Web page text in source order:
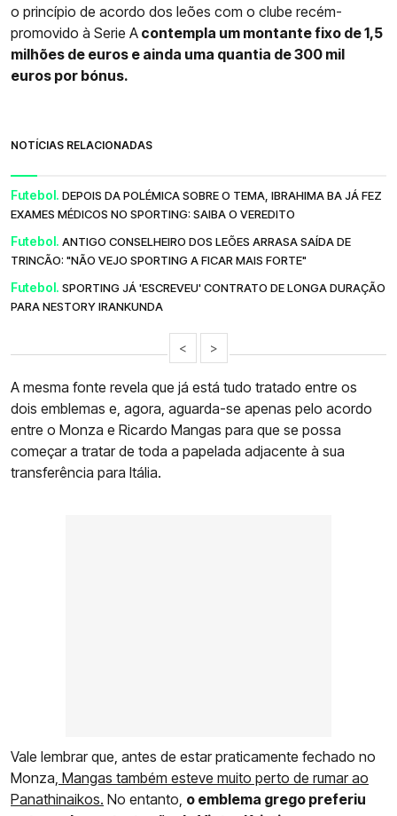
o princípio de acordo dos leões com o clube recém-
promovido à Serie A contempla um montante fixo de 1,5
milhões de euros e ainda uma quantia de 300 mil
euros por bónus.
NOTÍCIAS RELACIONADAS
Futebol. DEPOIS DA POLÉMICA SOBRE O TEMA, IBRAHIMA BA JÁ FEZ
EXAMES MÉDICOS NO SPORTING: SAIBA O VEREDITO
Futebol. ANTIGO CONSELHEIRO DOS LEÕES ARRASA SAÍDA DE
TRINCÃO: "NÃO VEJO SPORTING A FICAR MAIS FORTE"
Futebol. SPORTING JÁ 'ESCREVEU' CONTRATO DE LONGA DURAÇÃO
PARA NESTORY IRANKUNDA
< >
A mesma fonte revela que já está tudo tratado entre os
dois emblemas e, agora, aguarda-se apenas pelo acordo
entre o Monza e Ricardo Mangas para que se possa
começar a tratar de toda a papelada adjacente à sua
transferência para Itália.
Vale lembrar que, antes de estar praticamente fechado no
Monza, Mangas também esteve muito perto de rumar ao
Panathinaikos. No entanto, o emblema grego preferiu